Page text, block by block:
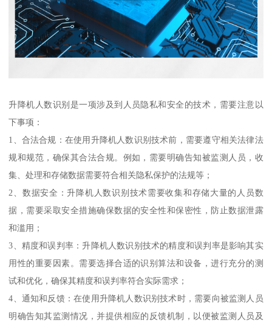
升降机人数识别是一项涉及到人员隐私和安全的技术，需要注意以
下事项：
1、合法合规：在使用升降机人数识别技术前，需要遵守相关法律法
规和规范，确保其合法合规。例如，需要明确告知被监测人员，收
集、处理和存储数据需要符合相关隐私保护的法规等；
2、数据安全：升降机人数识别技术需要收集和存储大量的人员数
据，需要采取安全措施确保数据的安全性和保密性，防止数据泄露
和滥用；
3、精度和误判率：升降机人数识别技术的精度和误判率是影响其实
用性的重要因素。需要选择合适的识别算法和设备，进行充分的测
试和优化，确保其精度和误判率符合实际需求；
4、通知和反馈：在使用升降机人数识别技术时，需要向被监测人员
明确告知其监测情况，并提供相应的反馈机制，以便被监测人员及